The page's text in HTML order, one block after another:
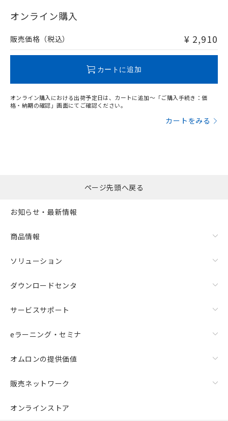
在庫等で未対応品が混在する可能性があります。
問い合わせください。
オンライン購入
販売価格（税込） ¥ 2,910
カートに追加
オンライン購入における出荷予定日は、カートに追加～「ご購入手続き：価
格・納期の確認」画面にてご確認ください。
カートをみる
ページ先頭へ戻る
お知らせ・最新情報
商品情報
ソリューション
ダウンロードセンタ
サービスサポート
eラーニング・セミナ
オムロンの提供価値
販売ネットワーク
オンラインストア